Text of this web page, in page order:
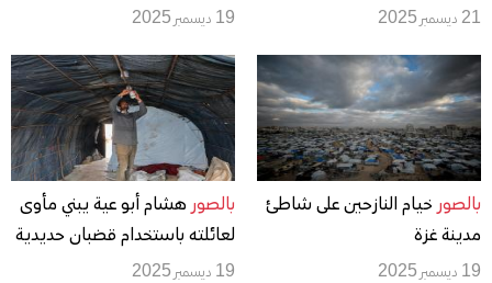
الكاردينال بييرباتيستا بيتسابالا
21 ديسمبر 2025
الكثبان الرملية في بلدة الزهراء
الرياضة
19 ديسمبر 2025
بالصور خيام النازحين على شاطئ
مدينة غزة
19 ديسمبر 2025
بالصور هشام أبو عية يبني مأوى
لعائلته باستخدام قضبان حديدية
استخرجها من أنقاض منزله
19 ديسمبر 2025